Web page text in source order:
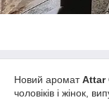
Новий ароматAttar
чоловіків і жінок,